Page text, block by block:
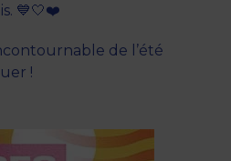
💙🤍❤️
de l’été
!